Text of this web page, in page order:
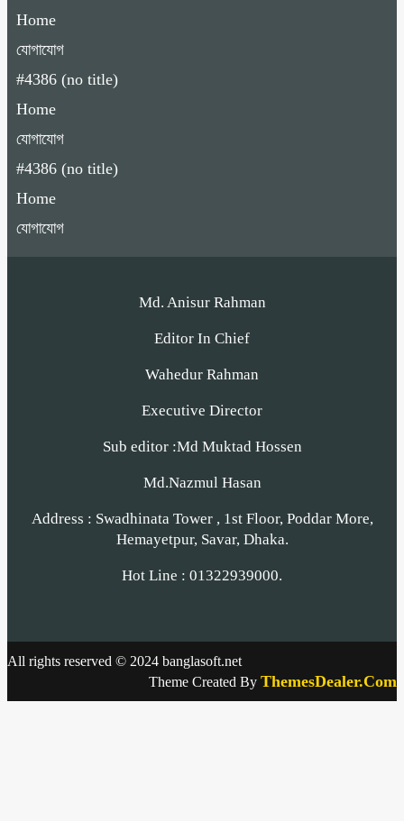
Home
যোগাযোগ
#4386 (no title)
Home
যোগাযোগ
#4386 (no title)
Home
যোগাযোগ
Md. Anisur Rahman
Editor In Chief
Wahedur Rahman
Executive Director
Sub editor :Md Muktad Hossen
Md.Nazmul Hasan
Address : Swadhinata Tower , 1st Floor, Poddar More,
Hemayetpur, Savar, Dhaka.
Hot Line : 01322939000.
All rights reserved © 2024 banglasoft.net
Theme Created By ThemesDealer.Com